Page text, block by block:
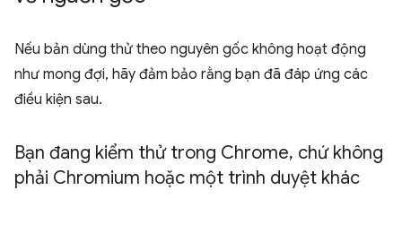
Nếu bản dùng thử theo nguyên gốc không hoạt động
như mong đợi, hãy đảm bảo rằng bạn đã đáp ứng các
điều kiện sau.
Bạn đang kiểm thử trong Chrome, chứ không
phải Chromium hoặc một trình duyệt khác